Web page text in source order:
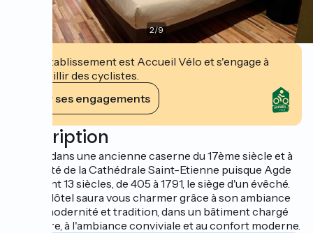
2/9
Cet établissement est Accueil Vélo et s'engage à
accueillir des cyclistes.
Voir ses engagements
Description
Installé dans une ancienne caserne du 17ème siècle et à
proximité de la Cathédrale Saint-Etienne puisque Agde
fut durant 13 siècles, de 405 à 1791, le siège d'un évêché.
Yseria Hôtel saura vous charmer grâce à son ambiance
alliant modernité et tradition, dans un bâtiment chargé
d'histoire, à l'ambiance conviviale et au confort moderne.